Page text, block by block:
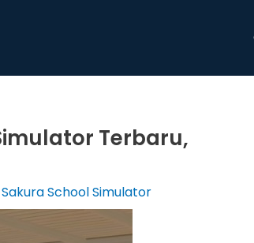
Terbaru,
Sakura School Simulator